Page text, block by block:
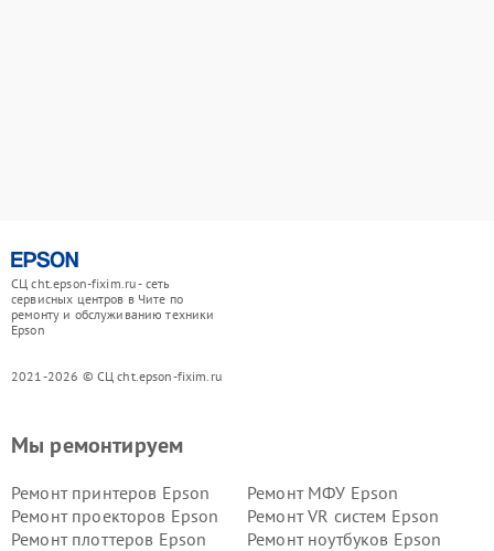
СЦ cht.epson-fixim.ru - сеть
сервисных центров в Чите по
ремонту и обслуживанию техники
Epson
2021-2026 © СЦ cht.epson-fixim.ru
Мы ремонтируем
Ремонт принтеров Epson
Ремонт МФУ Epson
Ремонт проекторов Epson
Ремонт VR систем Epson
Ремонт плоттеров Epson
Ремонт ноутбуков Epson